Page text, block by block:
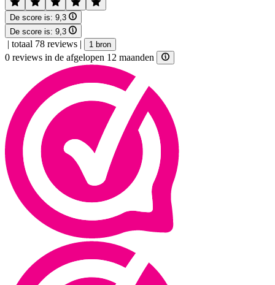
De score is: 9,3
De score is: 9,3
| totaal 78 reviews | 1 bron
0 reviews in de afgelopen 12 maanden